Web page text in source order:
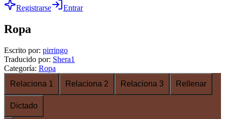
Registrarse Entrar
Ropa
Escrito por: pirringo
Traducido por: Shera1
Categoría: Ropa
Relaciona 1
Relaciona 2 Relaciona 3 Rellenar
Dictado